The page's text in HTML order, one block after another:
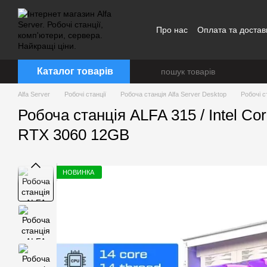
Перейти до основного контенту
Про нас Оплата та
Каталог товарів
Alfa Server Робочі станції Робоча станція Alfa Server Desktop Робочі
Робоча станція ALFA 315 / Intel
RTX 3060 12GB
НОВИНКА